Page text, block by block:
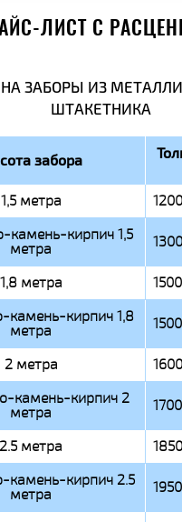
ЛИСТ С
ЗАБОРЫ ИЗ
ШТАКЕТНИКА
забора
1,5 метра
камень-кирпич 1,5
метра
1,8 метра
камень-кирпич 1,8
метра
2 метра
камень-кирпич 2
метра
2.5 метра
камень-кирпич 2.5
метра